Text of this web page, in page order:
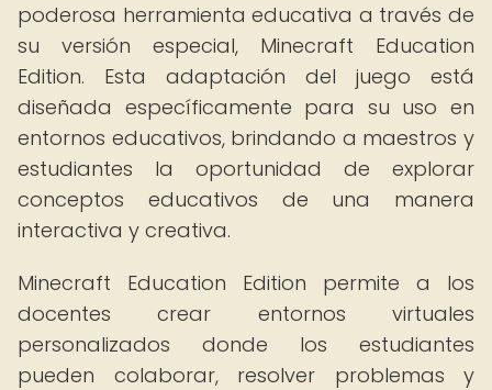
poderosa herramienta educativa a través de
su versión especial, Minecraft Education
Edition. Esta adaptación del juego está
diseñada específicamente para su uso en
entornos educativos, brindando a maestros y
estudiantes la oportunidad de explorar
conceptos educativos de una manera
interactiva y creativa.
Minecraft Education Edition permite a los
docentes crear entornos virtuales
personalizados donde los estudiantes
pueden colaborar, resolver problemas y